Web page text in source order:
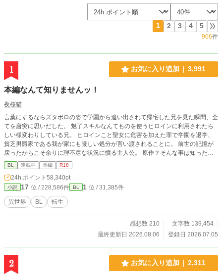
1 2 3 4 5
906件
1 お気に入り追加 3,991
本編なんて知りませんッ！
夜桜猫
言葉にするならズタボロの姿で学園から追い出されて帰宅した兄を見た瞬間、全
てを唐突に思いだした。 魅了スキルなんてものを使うヒロインに利用されたら
しい様変わりしている兄。 ヒロインこと聖女に危害を加えた罪で学園を退学、
貧乏男爵家である我が家にも厳しい処分が言い渡されることに。 前世の記憶が
戻ったからこそ余りに理不尽な状況に憤る主人公。 原作？そんな事は知ったこ
とか。 原作知識チートと固有スキルを使って快適スローライフの為に動き出
す。 ※急遽、一部キャラクターの名前を変更しました。読み辛くして申し訳あ
りません。 感想コメントは公開不要と書かれている方以外にはしっかり返信
していきます。もしも、返信がない場合はお知らせ下さい！とても励みになりま
す！
BL 連載中 長編 R18
24h.ポイント 58,340pt
小説 17 位 / 228,586件 BL 1 位 / 31,385件
異世界 BL 転生
感想数 210
文字数 139,454
最終更新日 2026.08.06
登録日 2026.07.05
2 お気に入り追加 2,311